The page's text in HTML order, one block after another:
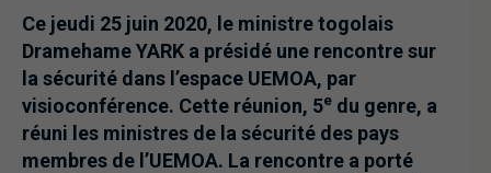
Ce jeudi 25 juin 2020, le ministre togolais
DramehameYARK a présidé une rencontre sur
la sécurité dans l’espace UEMOA, par
visioconférence. Cette réunion, 5e du genre, a
réuni les ministres de la sécurité des pays
membres de l’UEMOA. La rencontre a porté